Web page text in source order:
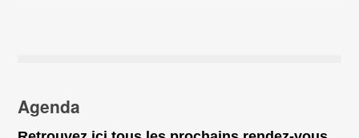
Agenda